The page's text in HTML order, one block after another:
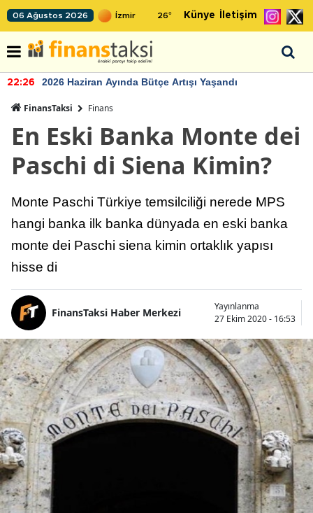
06 Ağustos 2026 26° Künye İletişim
22:26 2026 Haziran Ayında Bütçe Artışı Yaşandı
FinansTaksi Finans
En Eski Banka Monte dei
Paschi di Siena Kimin?
Monte Paschi Türkiye temsilciliği nerede MPS
hangi banka ilk banka dünyada en eski banka
monte dei Paschi siena kimin ortaklık yapısı
hisse di
FinansTaksi Haber Merkezi
Yayınlanma
27 Ekim 2020 - 16:53